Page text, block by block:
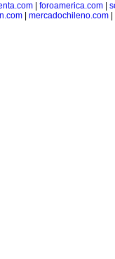
| foroamerica.com|
mercadochileno.com